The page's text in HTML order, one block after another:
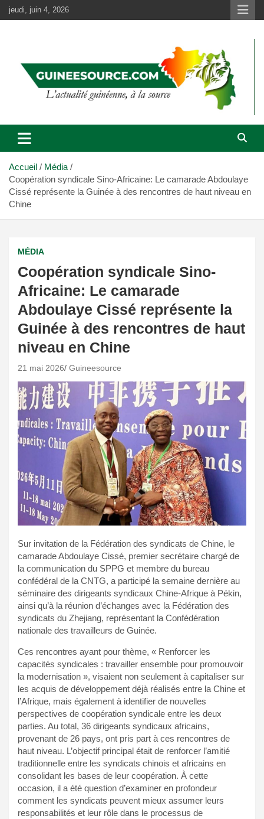
Aller
au
jeudi, juin 4, 2026
Accueil
Média
Coopération syndicale Sino-Africaine: Le camarade Abdoulaye
Cissé représente la Guinée à des rencontres de haut niveau en
Chine
MÉDIA
Coopération syndicale Sino-
Africaine: Le camarade
Abdoulaye Cissé représente la
Guinée à des rencontres de haut
niveau en Chine
21 mai 2026 Guineesource
Sur invitation de la Fédération des syndicats de Chine, le
camarade Abdoulaye Cissé, premier secrétaire chargé de
la communication du SPPG et membre du bureau
confédéral de la CNTG, a participé la semaine dernière au
séminaire des dirigeants syndicaux Chine-Afrique à Pékin,
ainsi qu’à la réunion d’échanges avec la Fédération des
syndicats du Zhejiang, représentant la Confédération
nationale des travailleurs de Guinée.
Ces rencontres ayant pour thème, « Renforcer les
capacités syndicales : travailler ensemble pour promouvoir
la modernisation », visaient non seulement à capitaliser sur
les acquis de développement déjà réalisés entre la Chine et
l’Afrique, mais également à identifier de nouvelles
perspectives de coopération syndicale entre les deux
parties. Au total, 36 dirigeants syndicaux africains,
provenant de 26 pays, ont pris part à ces rencontres de
haut niveau. L’objectif principal était de renforcer l’amitié
traditionnelle entre les syndicats chinois et africains en
consolidant les bases de leur coopération. À cette
occasion, il a été question d’examiner en profondeur
comment les syndicats peuvent mieux assumer leurs
responsabilités et leur rôle dans le processus de